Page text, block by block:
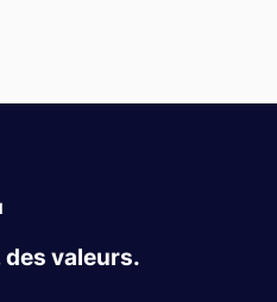
des valeurs.